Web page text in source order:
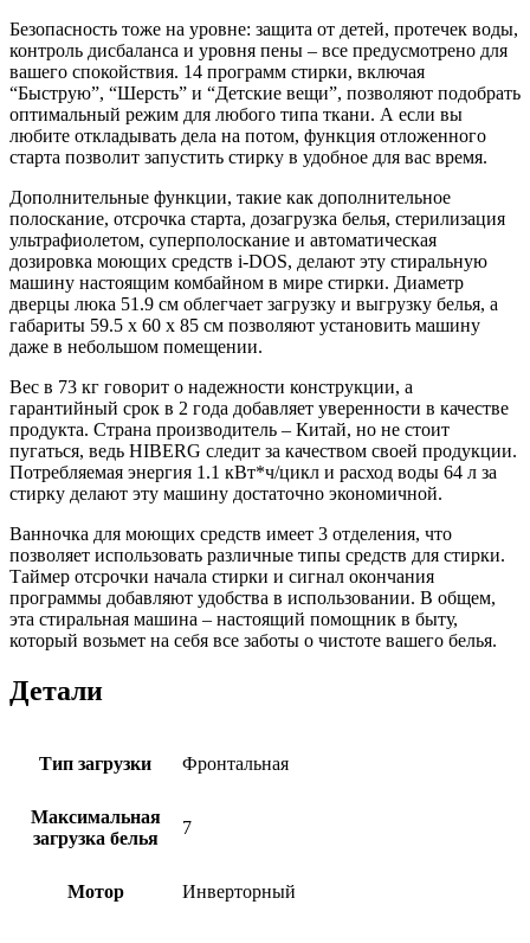
Безопасность тоже на уровне: защита от детей, протечек воды,
контроль дисбаланса и уровня пены – все предусмотрено для
вашего спокойствия. 14 программ стирки, включая
“Быструю”, “Шерсть” и “Детские вещи”, позволяют подобрать
оптимальный режим для любого типа ткани. А если вы
любите откладывать дела на потом, функция отложенного
старта позволит запустить стирку в удобное для вас время.
Дополнительные функции, такие как дополнительное
полоскание, отсрочка старта, дозагрузка белья, стерилизация
ультрафиолетом, суперполоскание и автоматическая
дозировка моющих средств i-DOS, делают эту стиральную
машину настоящим комбайном в мире стирки. Диаметр
дверцы люка 51.9 см облегчает загрузку и выгрузку белья, а
габариты 59.5 x 60 x 85 см позволяют установить машину
даже в небольшом помещении.
Вес в 73 кг говорит о надежности конструкции, а
гарантийный срок в 2 года добавляет уверенности в качестве
продукта. Страна производитель – Китай, но не стоит
пугаться, ведь HIBERG следит за качеством своей продукции.
Потребляемая энергия 1.1 кВт*ч/цикл и расход воды 64 л за
стирку делают эту машину достаточно экономичной.
Ванночка для моющих средств имеет 3 отделения, что
позволяет использовать различные типы средств для стирки.
Таймер отсрочки начала стирки и сигнал окончания
программы добавляют удобства в использовании. В общем,
эта стиральная машина – настоящий помощник в быту,
который возьмет на себя все заботы о чистоте вашего белья.
Детали
Тип загрузки Фронтальная
Максимальная
загрузка белья
7
Мотор Инверторный